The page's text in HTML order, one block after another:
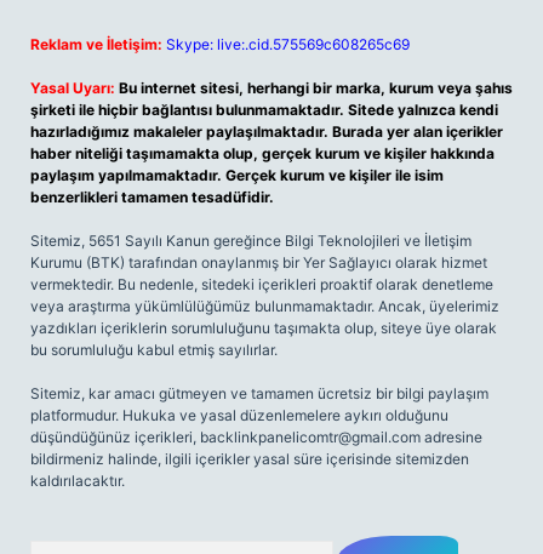
Reklam ve İletişim: Skype: live:.cid.575569c608265c69
Yasal Uyarı: Bu internet sitesi, herhangi bir marka, kurum veya şahıs
şirketi ile hiçbir bağlantısı bulunmamaktadır. Sitede yalnızca kendi
hazırladığımız makaleler paylaşılmaktadır. Burada yer alan içerikler
haber niteliği taşımamakta olup, gerçek kurum ve kişiler hakkında
paylaşım yapılmamaktadır. Gerçek kurum ve kişiler ile isim
benzerlikleri tamamen tesadüfidir.
Sitemiz, 5651 Sayılı Kanun gereğince Bilgi Teknolojileri ve İletişim
Kurumu (BTK) tarafından onaylanmış bir Yer Sağlayıcı olarak hizmet
vermektedir. Bu nedenle, sitedeki içerikleri proaktif olarak denetleme
veya araştırma yükümlülüğümüz bulunmamaktadır. Ancak, üyelerimiz
yazdıkları içeriklerin sorumluluğunu taşımakta olup, siteye üye olarak
bu sorumluluğu kabul etmiş sayılırlar.
Sitemiz, kar amacı gütmeyen ve tamamen ücretsiz bir bilgi paylaşım
platformudur. Hukuka ve yasal düzenlemelere aykırı olduğunu
düşündüğünüz içerikleri, backlinkpanelicomtr@gmail.com adresine
bildirmeniz halinde, ilgili içerikler yasal süre içerisinde sitemizden
kaldırılacaktır.